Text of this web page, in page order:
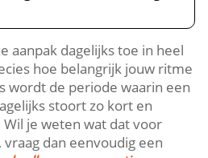
aanpak dagelijks toe in heel
hoe belangrijk jouw ritme
wordt de periode waarin een
stoort zo kort en
je weten wat dat voor
dan eenvoudig een